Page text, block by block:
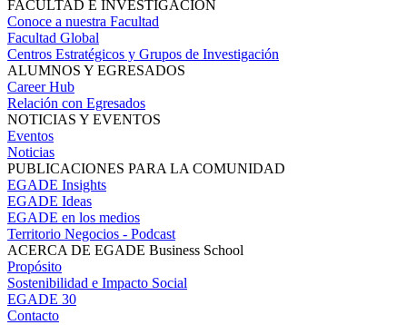
FACULTAD E INVESTIGACIÓN
Conoce a nuestra Facultad
Facultad Global
Centros Estratégicos y Grupos de Investigación
ALUMNOS Y EGRESADOS
Career Hub
Relación con Egresados
NOTICIAS Y EVENTOS
Eventos
Noticias
PUBLICACIONES PARA LA COMUNIDAD
EGADE Insights
EGADE Ideas
EGADE en los medios
Territorio Negocios - Podcast
ACERCA DE EGADE Business School
Propósito
Sostenibilidad e Impacto Social
EGADE 30
Contacto